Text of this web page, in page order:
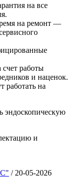
на все
на ремонт —
работы
и наценок.
работать на
эндоскопическую
и
/ 20-05-2026